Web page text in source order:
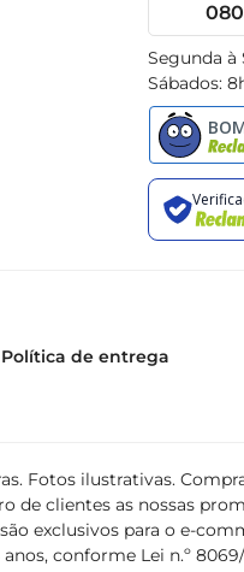
Segunda à
Sábados:
Política de entrega
Fotos ilustrativas.
de clientes as nossas
exclusivos para o e-
conforme Lei n.º